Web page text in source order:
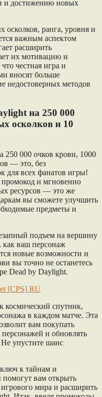
и достижению новых
осколков, ранга, уровня и
важным аспектом
расширить
их мотивацию и
честная игра и
вносят больше
недостоверных методов
на 250 000
осколков и 10
000 очков крови, 1000
— это, без
для всех фанатов игры!
промокод и мгновенно
ресурсов — это же
вы сможете улучшить
предметы и
подъем на вершину
как ваш персонаж
новые возможности и
вы точно не останетесь
Dead by Daylight.
космический спутник,
в каждом матче. Эта
вам покупать
и обновлять
упустите шанс
к тайнам и
вам открыть
мира и расширить